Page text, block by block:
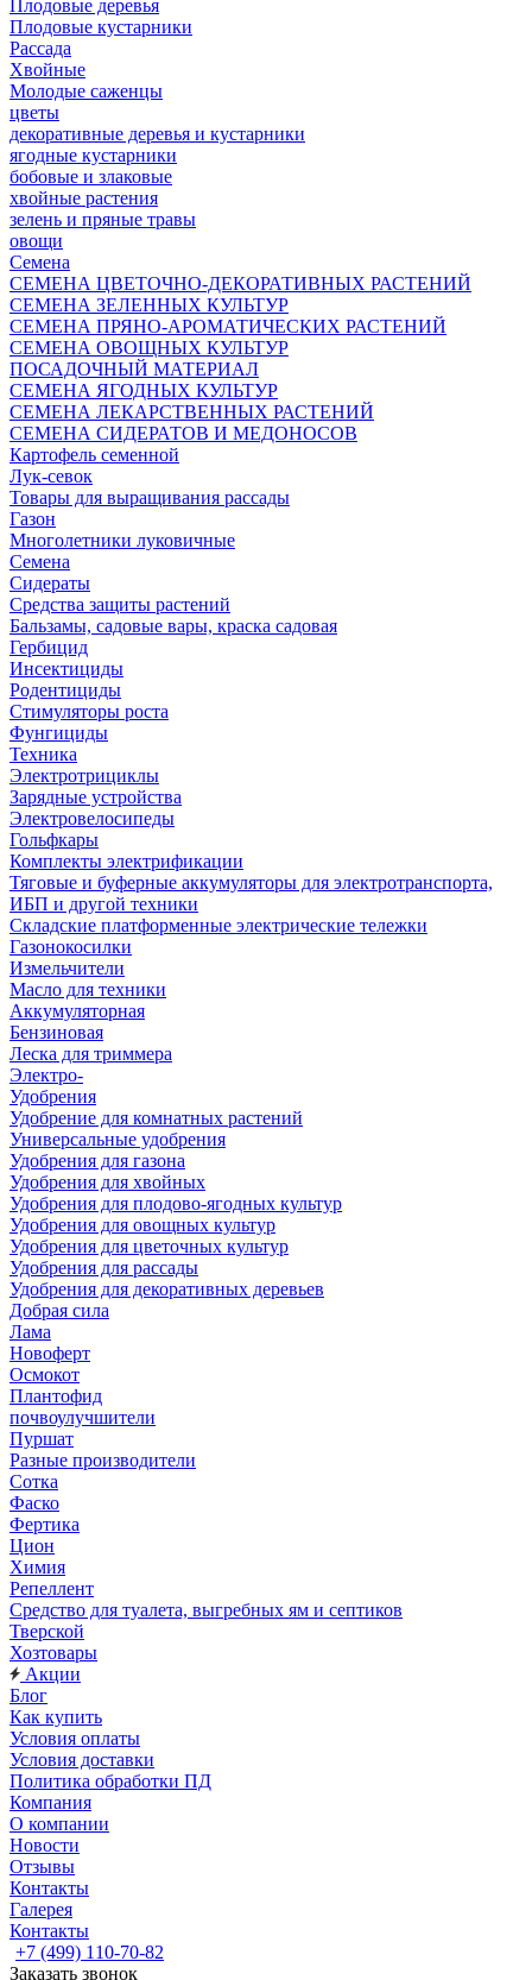
Плодовые деревья
Плодовые кустарники
Рассада
Хвойные
Молодые саженцы
цветы
декоративные деревья и кустарники
ягодные кустарники
бобовые и злаковые
хвойные растения
зелень и пряные травы
овощи
Семена
СЕМЕНА ЦВЕТОЧНО-ДЕКОРАТИВНЫХ РАСТЕНИЙ
СЕМЕНА ЗЕЛЕННЫХ КУЛЬТУР
СЕМЕНА ПРЯНО-АРОМАТИЧЕСКИХ РАСТЕНИЙ
СЕМЕНА ОВОЩНЫХ КУЛЬТУР
ПОСАДОЧНЫЙ МАТЕРИАЛ
СЕМЕНА ЯГОДНЫХ КУЛЬТУР
СЕМЕНА ЛЕКАРСТВЕННЫХ РАСТЕНИЙ
СЕМЕНА СИДЕРАТОВ И МЕДОНОСОВ
Картофель семенной
Лук-севок
Товары для выращивания рассады
Газон
Многолетники луковичные
Семена
Сидераты
Средства защиты растений
Бальзамы, садовые вары, краска садовая
Гербицид
Инсектициды
Родентициды
Стимуляторы роста
Фунгициды
Техника
Электротрициклы
Зарядные устройства
Электровелосипеды
Гольфкары
Комплекты электрификации
Тяговые и буферные аккумуляторы для электротранспорта,
ИБП и другой техники
Складские платформенные электрические тележки
Газонокосилки
Измельчители
Масло для техники
Аккумуляторная
Бензиновая
Леска для триммера
Электро-
Удобрения
Удобрение для комнатных растений
Универсальные удобрения
Удобрения для газона
Удобрения для хвойных
Удобрения для плодово-ягодных культур
Удобрения для овощных культур
Удобрения для цветочных культур
Удобрения для рассады
Удобрения для декоративных деревьев
Добрая сила
Лама
Новоферт
Осмокот
Плантофид
почвоулучшители
Пуршат
Разные производители
Сотка
Фаско
Фертика
Цион
Химия
Репеллент
Средство для туалета, выгребных ям и септиков
Тверской
Хозтовары
Акции
Блог
Как купить
Условия оплаты
Условия доставки
Политика обработки ПД
Компания
О компании
Новости
Отзывы
Контакты
Галерея
Контакты
+7 (499) 110-70-82
Заказать звонок